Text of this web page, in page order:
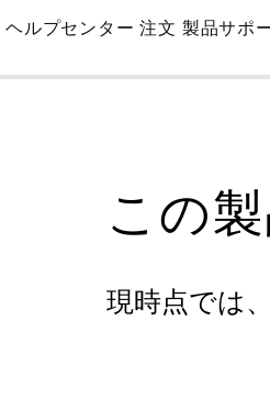
Skip
Main
ヘルプセンター 注文 製品サポ
この
現時点では